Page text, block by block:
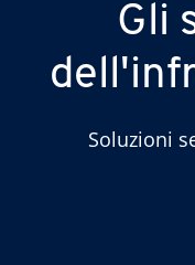
Gli
Soluzioni